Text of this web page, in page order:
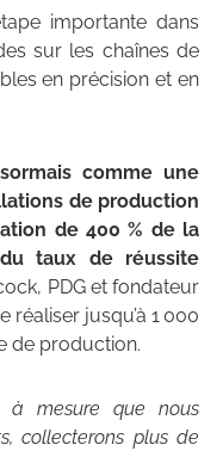
importante dans
sur les chaînes de
en précision et en
comme une
de production
de 400 % de la
taux de réussite
PDG et fondateur
jusqu’à 1 000
de production.
à mesure que nous
collecterons plus de